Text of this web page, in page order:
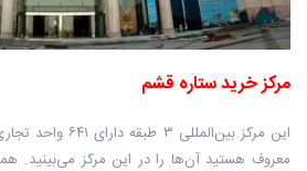
مرکز خرید ستاره قشم
این مرکز بین‌المللی
معروف هستید آن‌ها را در این مرکز می‌بینید.